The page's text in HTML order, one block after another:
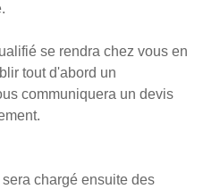
se rendra chez vous en
tout d'abord un
communiquera un devis
chargé ensuite des